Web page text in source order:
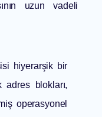
uzun vadeli
hiyerarşik bir
adres blokları,
operasyonel